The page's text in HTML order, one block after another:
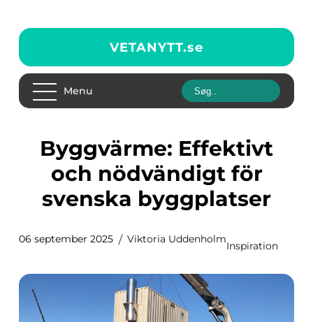
VETANYTT.se
Menu
Byggvärme: Effektivt
och nödvändigt för
svenska byggplatser
06 september 2025 Viktoria Uddenholm
Inspiration